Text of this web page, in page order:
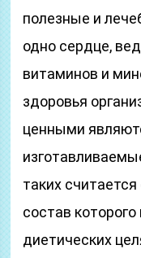
полезные и
одно сердце,
витаминов и
здоровья
ценными
таких
состав
диетических